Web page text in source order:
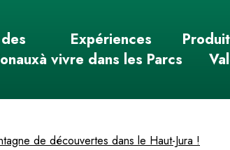
Expériences
à vivre dans les Parcs
de découvertes dans le Haut-Jura !